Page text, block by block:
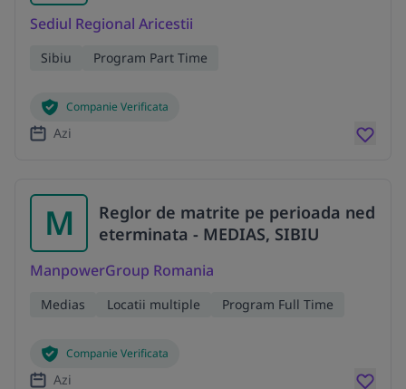
Sediul Regional Aricestii
Sibiu Program Part Time
Companie Verificata
Azi
M
Reglor de matrite pe perioada ned
eterminata - MEDIAS, SIBIU
ManpowerGroup Romania
Medias Locatii multiple Program Full Time
Companie Verificata
Azi